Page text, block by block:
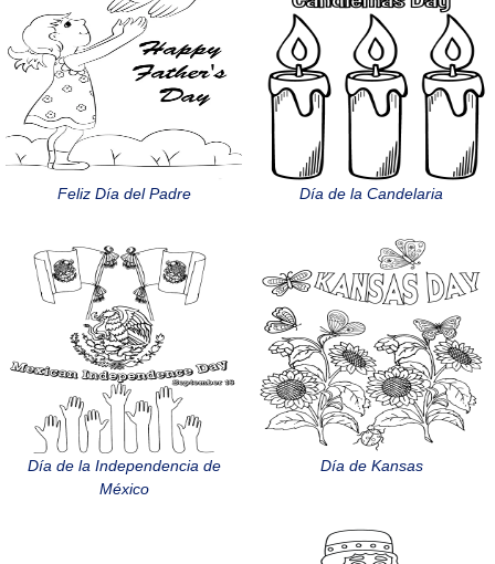
Feliz Día del Padre Día de la Candelaria
Día de la Independencia de
México
Día de Kansas